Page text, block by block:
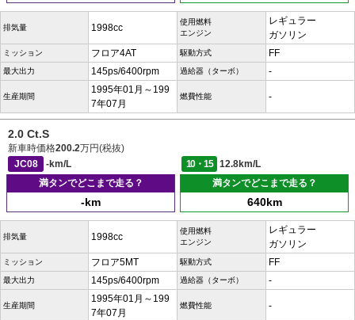
排気量 1998cc
使用燃料
エンジン
レギュラー
ガソリン
ミッション フロア4AT 駆動方式 FF
最大出力 145ps/6400rpm 過給器（ターボ） -
生産期間
1995年01月～199
7年07月
燃費性能 -
2.0 Ct.S
新車時価格200.2万円(税抜)
JC08
-km/L 10・15
12.8km/L
満タンでどこまで走る？
-km
満タンでどこまで走る？
640km
排気量 1998cc
使用燃料
エンジン
レギュラー
ガソリン
ミッション フロア5MT 駆動方式 FF
最大出力 145ps/6400rpm 過給器（ターボ） -
生産期間
1995年01月～199
7年07月
燃費性能 -